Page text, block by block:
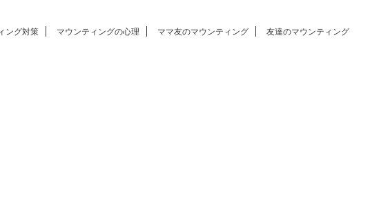
ング対策 マウンティングの心理 ママ友のマウンティング 友達のマウンティング